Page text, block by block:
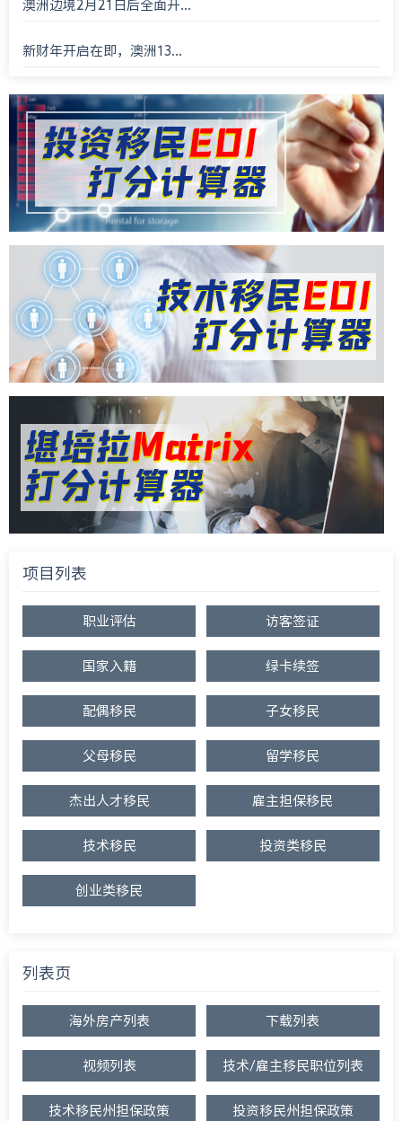
澳洲边境2月21日后全面开...
新财年开启在即，澳洲13...
项目列表
职业评估 访客签证
国家入籍 绿卡续签
配偶移民 子女移民
父母移民 留学移民
杰出人才移民 雇主担保移民
技术移民 投资类移民
创业类移民
列表页
海外房产列表 下载列表
视频列表 技术/雇主移民职位列表
技术移民州担保政策 投资移民州担保政策